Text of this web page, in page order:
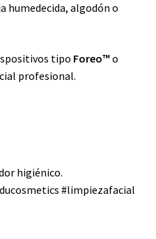
humedecida, algodón o
tipo Foreo™o
profesional.
higiénico.
#limpiezafacial